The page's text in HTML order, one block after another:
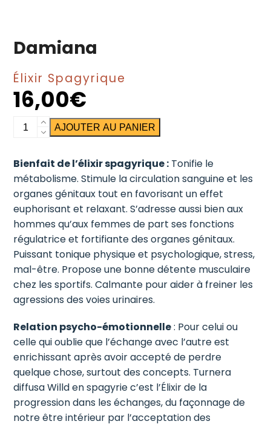
Damiana
Élixir Spagyrique
16,00€
quantitéAJOUTER AU PANIER
Bienfait de l’élixir spagyrique : Tonifie le
métabolisme. Stimule la circulation sanguine et les
organes génitaux tout en favorisant un effet
euphorisant et relaxant. S’adresse aussi bien aux
hommes qu’aux femmes de part ses fonctions
régulatrice et fortifiante des organes génitaux.
Puissant tonique physique et psychologique, stress,
mal-être. Propose une bonne détente musculaire
chez les sportifs. Calmante pour aider à freiner les
agressions des voies urinaires.
Relation psycho-émotionnelle: Pour celui ou
celle qui oublie que l’échange avec l’autre est
enrichissant après avoir accepté de perdre
quelque chose, surtout des concepts. Turnera
diffusa Willd en spagyrie c’est l’Élixir de la
progression dans les échanges, du façonnage de
notre être intérieur par l’acceptation des